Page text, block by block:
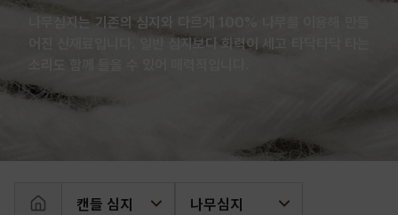
나무심지는 기존의 심지와 다르게 100% 나무를 이용해 만들
어진 신재료입니다. 일반 심지보다 화력이 세고 타닥타닥 타는
캔들 심지 나무심지